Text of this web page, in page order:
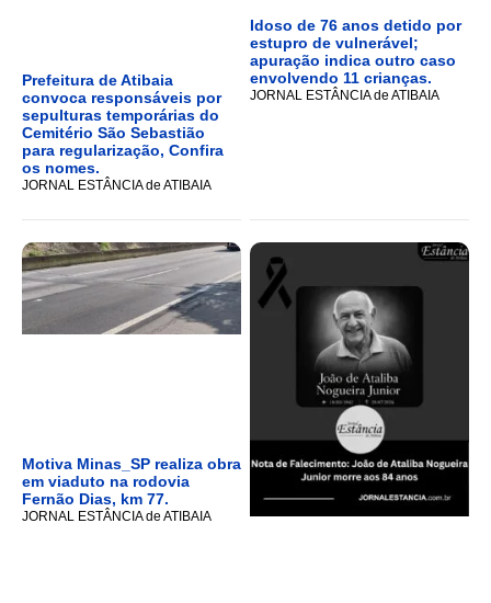
Prefeitura de Atibaia
convoca responsáveis por
sepulturas temporárias do
Cemitério São Sebastião
para regularização, Confira
os nomes.
JORNAL ESTÂNCIA de ATIBAIA
Idoso de 76 anos detido por
estupro de vulnerável;
apuração indica outro caso
envolvendo 11 crianças.
JORNAL ESTÂNCIA de ATIBAIA
Motiva Minas_SP realiza obra
em viaduto na rodovia
Fernão Dias, km 77.
JORNAL ESTÂNCIA de ATIBAIA